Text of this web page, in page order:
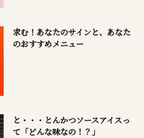
求む！あなたのサインと、あなた
のおすすめメニュー
と・・・とんかつソースアイスっ
て「どんな味なの！？」